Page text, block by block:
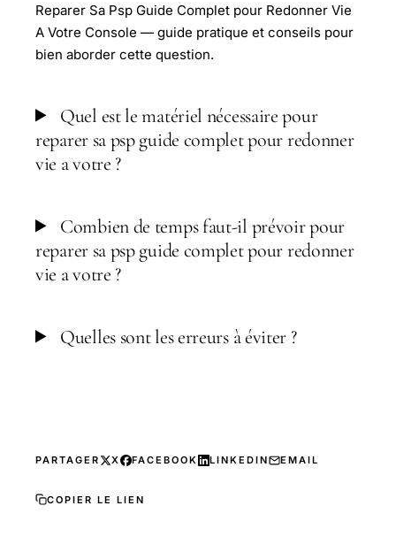
Reparer Sa Psp Guide Complet pour Redonner Vie
A Votre Console — guide pratique et conseils pour
bien aborder cette question.
Quel est le matériel nécessaire pour
reparer sa psp guide complet pour redonner
vie a votre ?
Combien de temps faut-il prévoir pour
reparer sa psp guide complet pour redonner
vie a votre ?
Quelles sont les erreurs à éviter ?
PARTAGER X FACEBOOK LINKEDIN EMAIL
COPIER LE LIEN